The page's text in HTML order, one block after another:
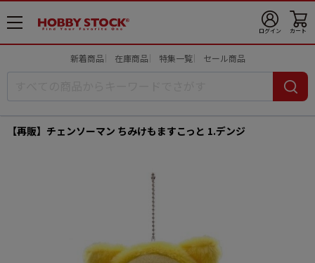
メ
ニ
ログイン カート
新着商品 在庫商品 特集一覧 セール商品
【再販】チェンソーマン ちみけもますこっと 1.デンジ